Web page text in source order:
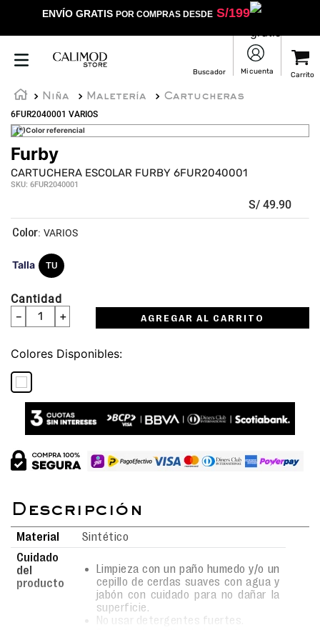
ENVÍO GRATIS POR COMPRAS DESDES/199
Niña Maletería
Cartucheras
6FUR2040001 VARIOS
(*)Color referencial
Furby
CARTUCHERA ESCOLAR FURBY 6FUR2040001
SKU: 6FUR2040001
S/ 49.90
Talla TU
: VARIOS
Cantidad
＋
－ AGREGAR AL CARRITO
Colores
Material
Sintético
Cuidado
del
producto
Limpieza con un paño humedo y/o un
cepillo de cerdas suaves con agua y
jabón con cuidado para no dañar la
superficie.
No usar detergentes fuertes.